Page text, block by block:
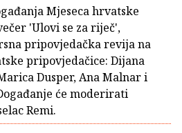
Mjeseca hrvatske
'Ulovi se za riječ',
pripovjedačka revija na
pripovjedačice: Dijana
Dusper, Ana Malnar i
će moderirati
Remi.